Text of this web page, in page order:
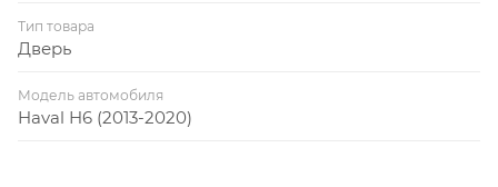
Тип товара
Дверь
Модель автомобиля
Haval H6 (2013-2020)